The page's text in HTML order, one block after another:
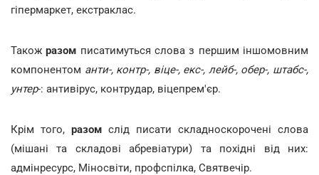
гіпермаркет, екстраклас.
Такожразом писатимуться слова з першим іншомовним
компонентом анти-, контр-, віце-, екс-, лейб-, обер-, штабс-,
унтер-: антивірус, контрудар, віцепрем'єр.
Крім того, разом слід писати складноскорочені слова
(мішані та складові абревіатури) та похідні від них:
адмінресурс, Міносвіти, профспілка, Святвечір.